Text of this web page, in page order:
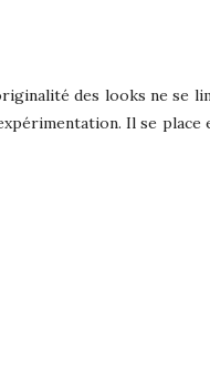
des looks ne se
Il se place